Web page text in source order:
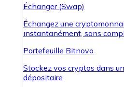
Échanger (Swap)
Échangez une
instantanément, sans
Portefeuille Bitnovo
Stockez vos cryptos dans
dépositaire.